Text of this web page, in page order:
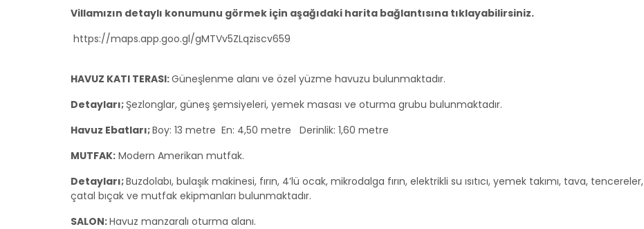
Villamızın detaylı konumunu görmek için aşağıdaki harita bağlantısına tıklayabilirsiniz.
https://maps.app.goo.gl/gMTVv5ZLqziscv659
HAVUZ KATI TERASI:Güneşlenme alanı ve özel yüzme havuzu bulunmaktadır.
Detayları; Şezlonglar, güneş şemsiyeleri, yemek masası ve oturma grubu bulunmaktadır.
Havuz Ebatları;Boy: 13 metre En: 4,50 metre Derinlik: 1,60 metre
MUTFAK: Modern Amerikan mutfak.
Detayları;Buzdolabı, bulaşık makinesi, fırın, 4’lü ocak, mikrodalga fırın, elektrikli su ısıtıcı, yemek takımı, tava, tencereler,
çatal bıçak ve mutfak ekipmanları bulunmaktadır.
SALON:Havuz manzaralı oturma alanı.